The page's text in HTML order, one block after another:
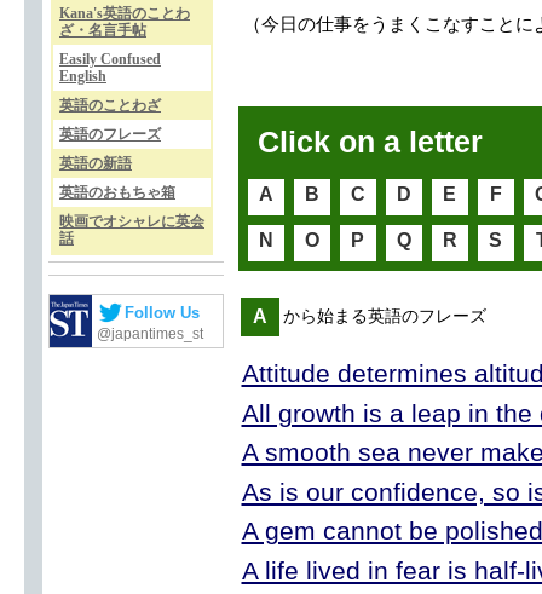
Kana's英語のことわ
ざ・名言手帖
Easily Confused
English
英語のことわざ
英語のフレーズ
英語の新語
英語のおもちゃ箱
映画でオシャレに英会
話
Follow Us
@japantimes_st
（今日の仕事をうまくこなすこと
Click on a letter
A B C D E F
N O P Q R S
A から始まる英語のフレーズ
Attitude determines
All growth is a leap in the
A smooth sea never
As is our confidence, so
A gem cannot be
A life lived in fear is half-